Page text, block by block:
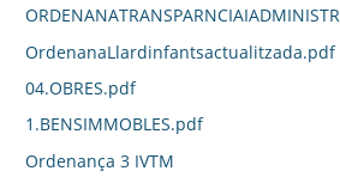
OrdenanaLlardinfantsactualitzada.pdf
04.OBRES.pdf
1.BENSIMMOBLES.pdf
Ordenança 3 IVTM